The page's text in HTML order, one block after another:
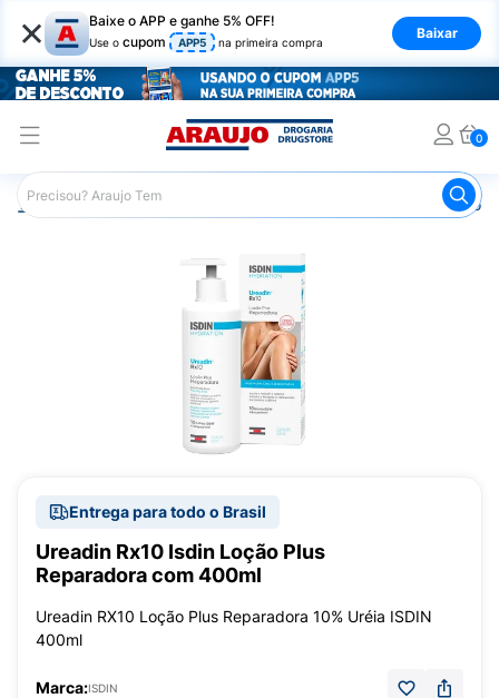
× Baixe o APP e ganhe 5% OFF!
Use o cupom APP5 na primeira compra
Baixar
0
Araujo Dermocosméticos Dermocosméticos para o
Entrega para todo o Brasil
Ureadin Rx10 Isdin Loção Plus
Reparadora com 400ml
Ureadin RX10 Loção Plus Reparadora 10% Uréia ISDIN
400ml
Marca:ISDIN